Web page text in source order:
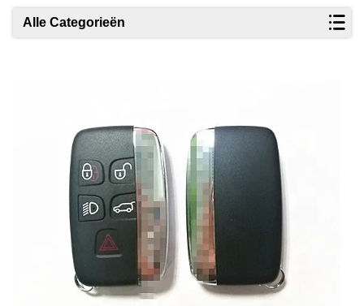
Alle Categorieën